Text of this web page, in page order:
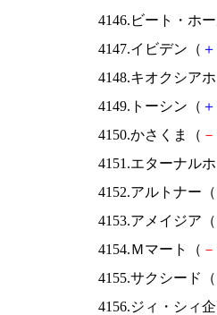
4146.ビート・ホ
4147.イビデン（ ＋
4148.キオクシア
4149.トーシン（ ＋
4150.かさくま（ －
4151.エターナル
4152.アルトナー（
4153.アメイジア（
4154.Ｍマート（ －
4155.サクシード（
4156.ジィ・シィ